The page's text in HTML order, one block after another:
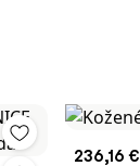
236,16 €